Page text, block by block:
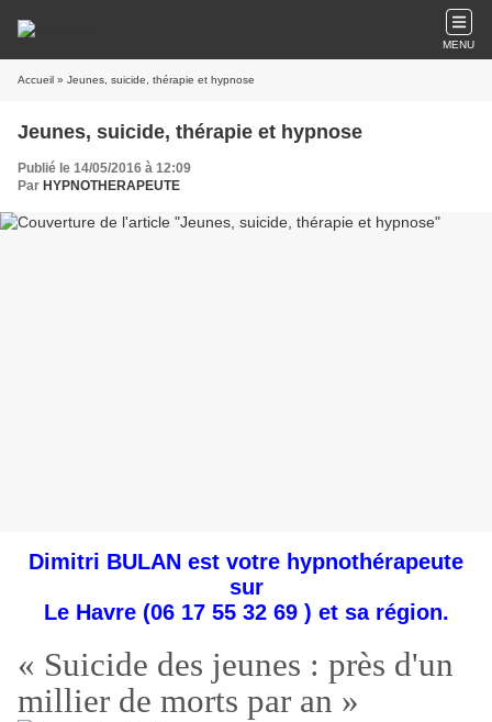
MENU
Accueil » Jeunes, suicide, thérapie et hypnose
Jeunes, suicide, thérapie et hypnose
Publié le 14/05/2016 à 12:09
Par HYPNOTHERAPEUTE
Dimitri BULAN est votre hypnothérapeute
sur
Le Havre (06 17 55 32 69 ) et sa région.
« Suicide des jeunes : près d'un
millier de morts par an »